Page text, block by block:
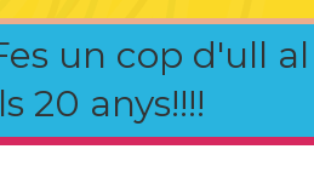
un cop d'ull al
20 anys!!!!